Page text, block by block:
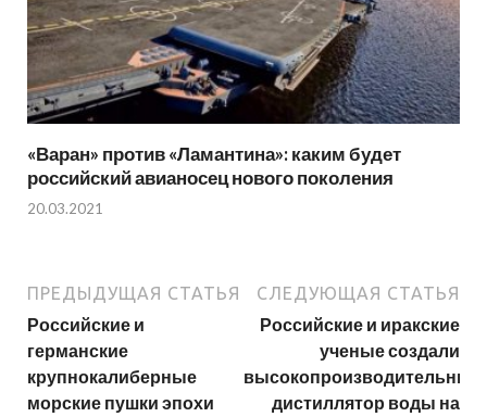
«Варан» против «Ламантина»: каким будет
российский авианосец нового поколения
20.03.2021
ПРЕДЫДУЩАЯ СТАТЬЯ
Российские и
германские
крупнокалиберные
морские пушки эпохи
СЛЕДУЮЩАЯ СТАТЬЯ
Российские и иракские
ученые создали
высокопроизводительный
дистиллятор воды на